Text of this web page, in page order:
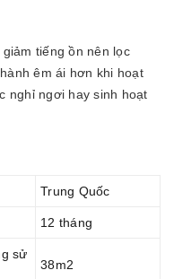
tiếng ồn nên lọc
êm ái hơn khi hoạt
nghỉ ngơi hay sinh hoạt
Trung Quốc
12 tháng
sử
38m2